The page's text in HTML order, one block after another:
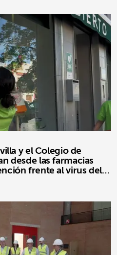
y el Colegio de
desde las farmacias
frente al virus del